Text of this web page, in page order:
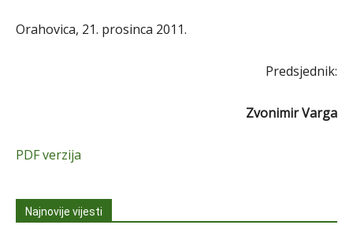
Orahovica, 21. prosinca 2011.
Predsjednik:
Zvonimir Varga
PDF verzija
Najnovije vijesti